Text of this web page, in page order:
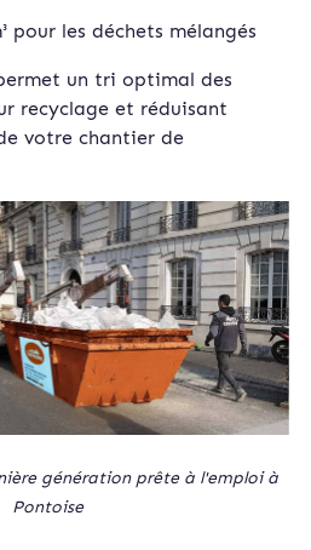
pour les déchets mélangés
un tri optimal des
recyclage et réduisant
votre chantier de
génération prête à l'emploi à
Pontoise